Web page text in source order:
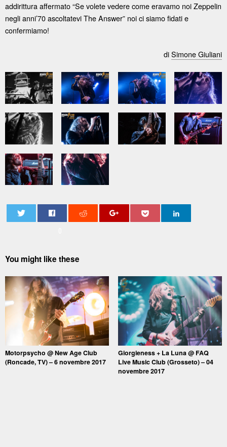
addirittura affermato “Se volete vedere come eravamo noi Zeppelin
negli anni’70 ascoltatevi The Answer” noi ci siamo fidati e
confermiamo!
diSimone Giuliani
You might like these
Motorpsycho @ New Age Club
(Roncade, TV) – 6 novembre 2017
Giorgieness + La Luna @ FAQ
Live Music Club (Grosseto) – 04
novembre 2017